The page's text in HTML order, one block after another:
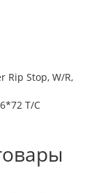
Rip Stop, W/R,
T/C